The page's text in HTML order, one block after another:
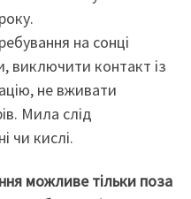
на сонці
виключити контакт із
не вживати
Мила слід
чи кислі.
можливе тільки поза